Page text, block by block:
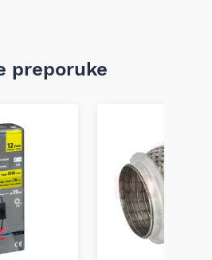
preporuke